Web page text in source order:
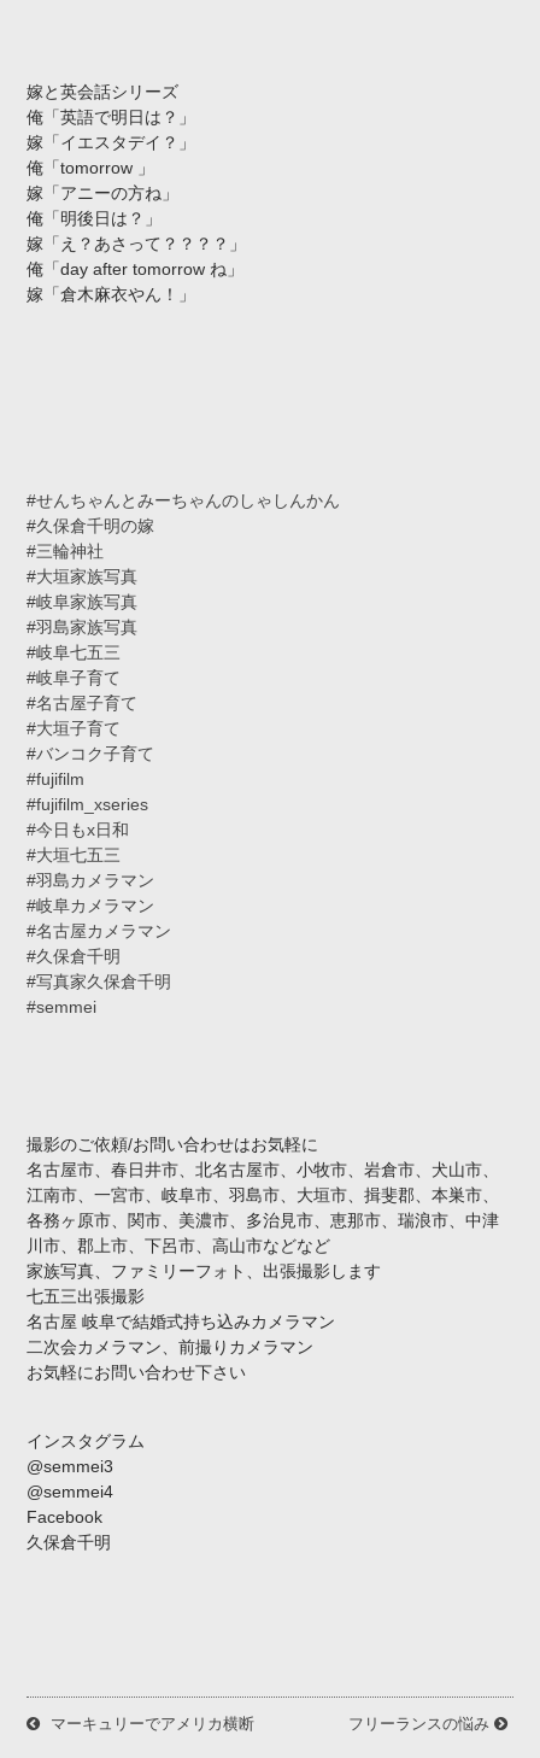
嫁と英会話シリーズ
俺「英語で明日は？」
嫁「イエスタデイ？」
俺「tomorrow 」
嫁「アニーの方ね」
俺「明後日は？」
嫁「え？あさって？？？？」
俺「day after tomorrow ね」
嫁「倉木麻衣やん！」
#せんちゃんとみーちゃんのしゃしんかん
#久保倉千明の嫁
#三輪神社
#大垣家族写真
#岐阜家族写真
#羽島家族写真
#岐阜七五三
#岐阜子育て
#名古屋子育て
#大垣子育て
#バンコク子育て
#fujifilm
#fujifilm_xseries
#今日もx日和
#大垣七五三
#羽島カメラマン
#岐阜カメラマン
#名古屋カメラマン
#久保倉千明
#写真家久保倉千明
#semmei
撮影のご依頼/お問い合わせはお気軽に
名古屋市、春日井市、北名古屋市、小牧市、岩倉市、犬山市、
江南市、一宮市、岐阜市、羽島市、大垣市、揖斐郡、本巣市、
各務ヶ原市、関市、美濃市、多治見市、恵那市、瑞浪市、中津
川市、郡上市、下呂市、高山市などなど
家族写真、ファミリーフォト、出張撮影します
七五三出張撮影
名古屋 岐阜で結婚式持ち込みカメラマン
二次会カメラマン、前撮りカメラマン
お気軽にお問い合わせ下さい
インスタグラム
@semmei3
@semmei4
Facebook
久保倉千明
マーキュリーでアメリカ横断 フリーランスの悩み